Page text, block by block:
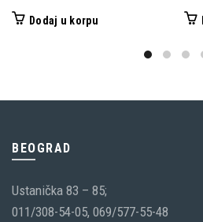
Dodaj u korpu
BEOGRAD
Ustanička 83 – 85;
011/308-54-05, 069/577-55-48